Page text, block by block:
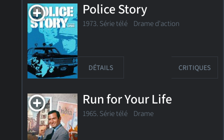
Police Story
1973. Série télé Drame d'action
DÉTAILS CRITIQUES
Run for Your Life
1965. Série télé Drame